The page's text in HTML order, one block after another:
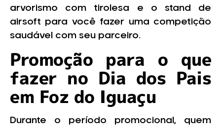
arvorismo com tirolesa e o stand de
airsoft para você fazer uma competição
saudável com seu parceiro.
Promoção para o que
fazer no Dia dos Pais
em Foz do Iguaçu
Durante o período promocional, quem